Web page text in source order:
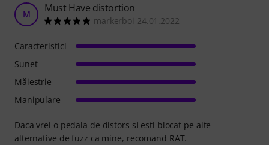
M Must Have distortion
markerboi 24.01.2022
Daca vrei o pedala de distors si esti blocat pe alte
alternative de fuzz ca mine, recomand RAT.
Caracteristici
Sunet
Măiestrie
Manipulare